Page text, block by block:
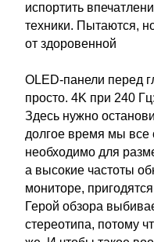
испортить
техники. Пытаются,
от здоровенной
OLED-панели перед
просто. 4K при 240
Здесь нужно
долгое время мы все
необходимо для
а высокие частоты
мониторе,
Герой обзора
стереотипа, потому